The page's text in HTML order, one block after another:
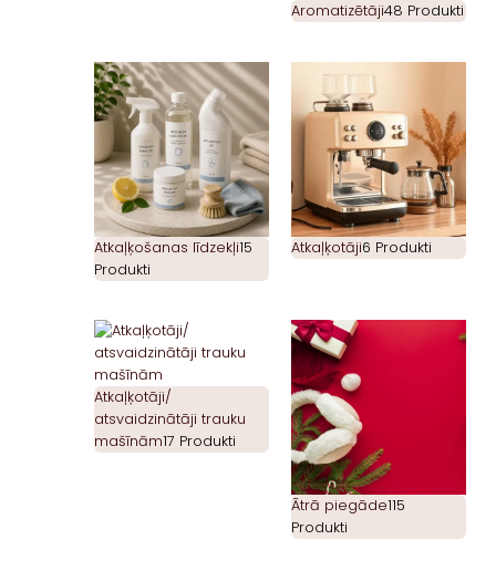
Aromatizētāji48 Produkti
Atkaļķošanas līdzekļi15
Produkti
Atkaļķotāji6 Produkti
Atkaļķotāji/
atsvaidzinātāji trauku
mašīnām17 Produkti
Ātrā piegāde115
Produkti